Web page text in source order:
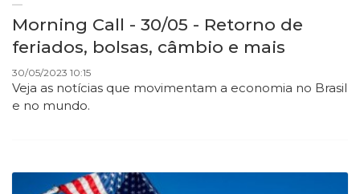
Morning Call - 30/05 - Retorno de
feriados, bolsas, câmbio e mais
30/05/2023 10:15
Veja as notícias que movimentam a economia no Brasil
e no mundo.